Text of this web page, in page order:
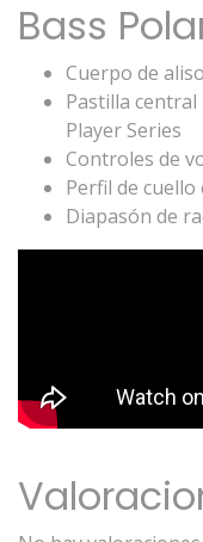
Bass
Cuerpo de
Pastilla
Player Series
Controles de
Perfil de cuello
Diapasón de